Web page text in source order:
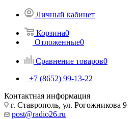
Личный кабинет
Корзина0
Отложенные0
Сравнение товаров0
+7 (8652) 99-13-22
Контактная информация
г. Ставрополь, ул. Рогожникова 9
post@radio26.ru